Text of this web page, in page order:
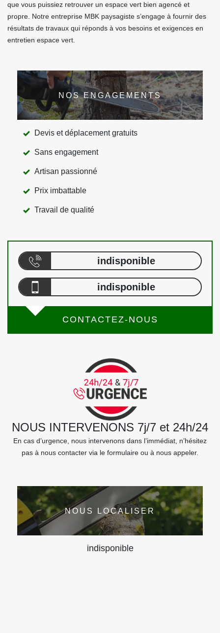
que vous puissiez retrouver un espace vert bien agencé et
propre. Notre entreprise MBK paysagiste s’engage à fournir des
résultats de travaux qui réponds à vos besoins et exigences en
entretien espace vert.
NOS ENGAGEMENTS
Devis et déplacement gratuits
Sans engagement
Artisan passionné
Prix imbattable
Travail de qualité
indisponible
indisponible
CONTACTEZ-NOUS
NOUS INTERVENONS 7j/7 et 24h/24
En cas d’urgence, nous intervenons dans l’immédiat, n’hésitez
pas à nous contacter via le formulaire ou à nous appeler.
NOUS LOCALISER
indisponible